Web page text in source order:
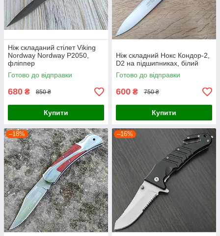
Ніж складаний стілет Viking
Nordway Nordway P2050,
фліппер
Готово до відправки
680 ₴ 850 ₴
Купити
Ніж складний Нокс Кондор-2,
D2 на підшипниках, білий
Готово до відправки
600 ₴ 750 ₴
Купити
–18% –16%